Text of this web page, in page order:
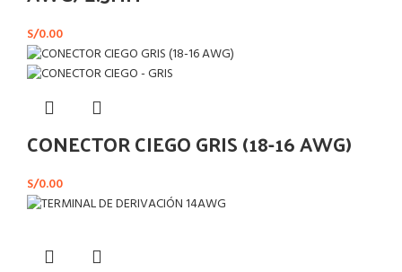
S/0.00
CONECTOR CIEGO GRIS (18-16 AWG)
S/0.00